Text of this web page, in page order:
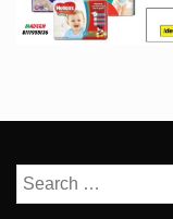
Search
for: